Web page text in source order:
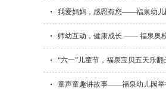
我爱妈妈，感恩有您——福泉幼儿
师幼互动，健康成长 —— 福泉奥
“六一”儿童节，福泉宝贝五天乐翻
童声童趣讲故事——福泉幼儿园举